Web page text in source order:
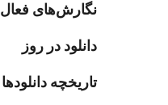
نگارش‌های فعال
دانلود در روز
تاریخچه دانلودها